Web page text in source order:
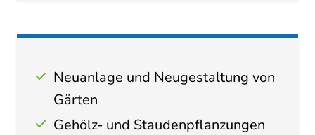
Neuanlage und Neugestaltung von
Gärten
Gehölz- und Staudenpflanzungen